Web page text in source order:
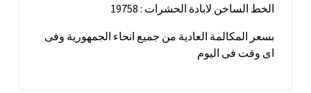
الخط الساخن لابادة الحشرات : 19758
بسعر المكالمة العادية من جميع انحاء الجمهورية وفى
اى وقت فى اليوم